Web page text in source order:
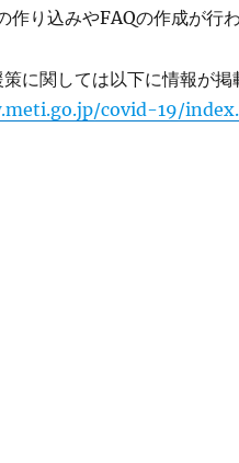
作り込みやFAQの作成が行
に関しては以下に情報が掲
covid-19/